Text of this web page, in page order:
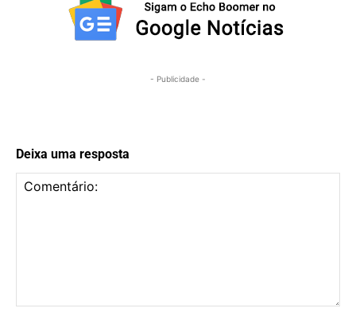
- Publicidade -
Deixa uma resposta